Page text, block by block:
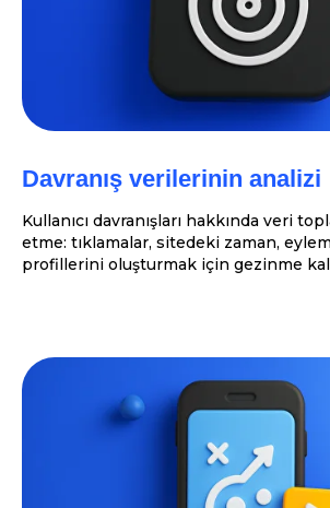
Davranış verilerinin analizi
Kullanıcı davranışları hakkında veri
etme: tıklamalar, sitedeki zaman, eylem
profillerini oluşturmak için gezinme